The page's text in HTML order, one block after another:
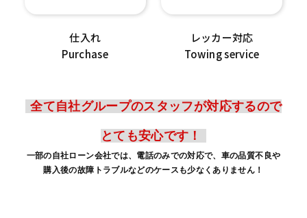
仕入れ
Purchase
レッカー対応
Towing service
全て自社グループのスタッフが対応するので
とても安心です！
一部の自社ローン会社では、電話のみでの対応で、車の品質不良や
購入後の故障トラブルなどのケースも少なくありません！